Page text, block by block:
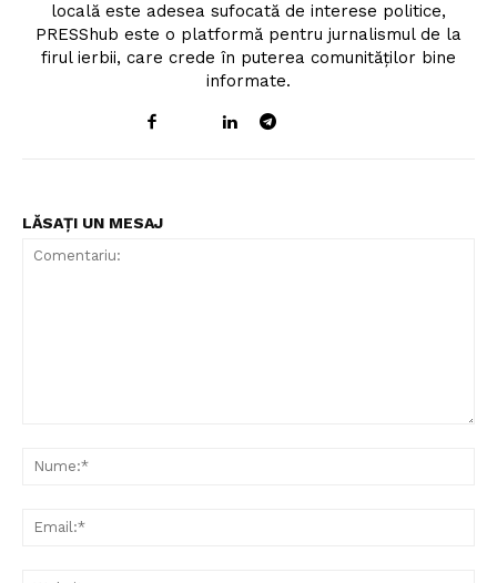
locală este adesea sufocată de interese politice,
PRESShub este o platformă pentru jurnalismul de la
firul ierbii, care crede în puterea comunităților bine
informate.
LĂSAȚI UN MESAJ